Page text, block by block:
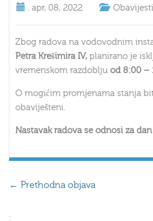
. apr, 08, 2022 Obavijesti
Zbog radova na vodovodnim
Petra Krešimira IV, planirano je
vremenskom razdoblju od 8:00 –
O mogićim promjenama stanja
obaviješteni.
Nastavak radova se odnosi za
← Prethodna objava
.